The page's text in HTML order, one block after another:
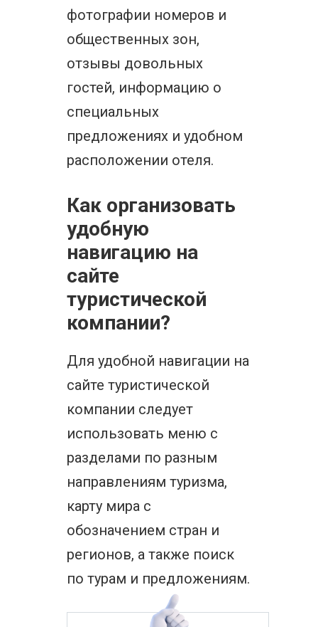
фотографии номеров и
общественных зон,
отзывы довольных
гостей, информацию о
специальных
предложениях и удобном
расположении отеля.
Как организовать
удобную
навигацию на
сайте
туристической
компании?
Для удобной навигации на
сайте туристической
компании следует
использовать меню с
разделами по разным
направлениям туризма,
карту мира с
обозначением стран и
регионов, а также поиск
по турам и предложениям.